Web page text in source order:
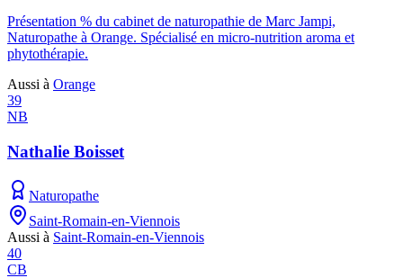
Présentation % du cabinet de naturopathie de Marc Jampi,
Naturopathe à Orange. Spécialisé en micro-nutrition aroma et
phytothérapie.
Aussi à Orange
39
NB
Nathalie Boisset
Naturopathe
Saint-Romain-en-Viennois
Aussi à Saint-Romain-en-Viennois
40
CB